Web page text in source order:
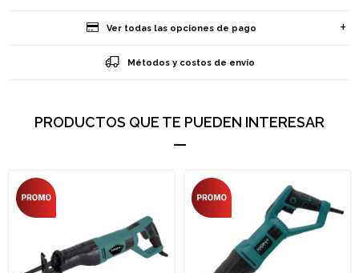
Ver todas las opciones de pago
Métodos y costos de envío
PRODUCTOS QUE TE PUEDEN INTERESAR